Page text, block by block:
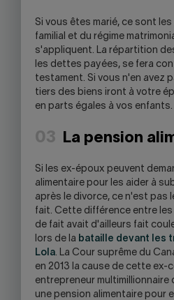
Si vous êtes marié, ce sont
familial et du régime
s'appliquent. La répartition
les dettes payées, se fera
testament. Si vous n'en avez
tiers des biens iront à votre
en parts égales à vos enfants.
03 La pension
Si les ex-époux peuvent
alimentaire pour les aider à
après le divorce, ce n'est pas
fait. Cette différence entre
de fait avait d'ailleurs fait
lors de la bataille devant les
Lola. La Cour suprême du
en 2013 la cause de cette ex-
entrepreneur
une pension alimentaire pour